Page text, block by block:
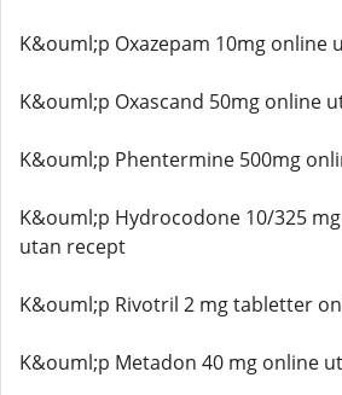
K&ouml;p Oxazepam 10mg online
K&ouml;p Oxascand 50mg online
K&ouml;p Phentermine 500mg
K&ouml;p Hydrocodone 10/325
utan recept
K&ouml;p Rivotril 2 mg tabletter
K&ouml;p Metadon 40 mg online